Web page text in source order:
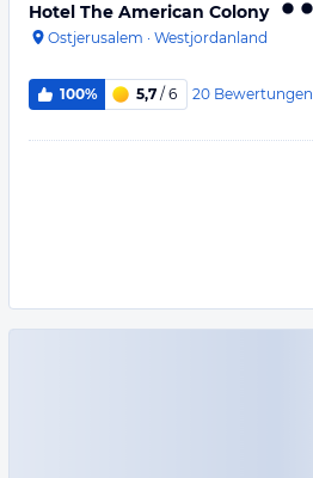
Hotel The American Colony
Ostjerusalem · Westjordanland
100% 5,7 / 6 20 Bewertungen